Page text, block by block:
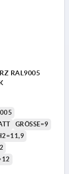
RAL9005
GRÖSSE=9